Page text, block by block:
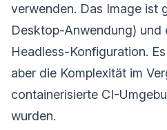
verwenden. Das Image ist
Desktop-Anwendung) und
Headless-Konfiguration.
aber die Komplexität im
containerisierte CI-
wurden.